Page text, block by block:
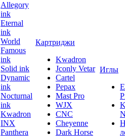
Allegory
ink
Eternal
ink
World
Famous
ink
Solid ink
Dynamic
ink
Nocturnal
ink
Kwadron
INX
Panthera
Картриджи
Kwadron
Jconly Vetar
Cartel
Pepax
Mast Pro
WJX
CNC
Cheyenne
Dark Horse
Иглы